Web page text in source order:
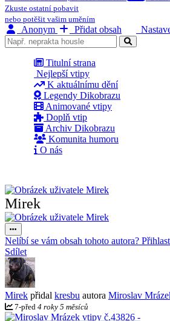
Zkuste ostatní pobavit
nebo potěšit vašim uměním
Anonym Přidat obsah
Titulní strana
Nejlepší vtipy
K aktuálnímu dění
Legendy Dikobrazu
Animované vtipy
Doplň vtip
Archiv Dikobrazu
Komunita humoru
O nás
Mirek
Nelíbí se vám obsah tohoto autora?
Sdílet
Mirek přidal kresbu autora Miroslav
7-před 4 roky 5 měsíců